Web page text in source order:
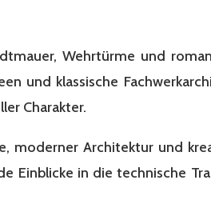
Wehrtürme und
und klassische
Charakter.
moderner Architektur und
Einblicke in die technische